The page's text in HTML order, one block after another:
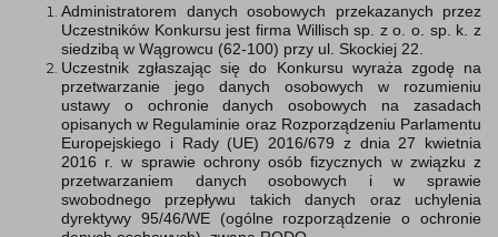
Administratorem danych osobowych przekazanych przez
Uczestników Konkursu jest firma Willisch sp. z o. o. sp. k. z
siedzibą w Wągrowcu (62-100) przy ul. Skockiej 22.
Uczestnik zgłaszając się do Konkursu wyraża zgodę na
przetwarzanie jego danych osobowych w rozumieniu
ustawy o ochronie danych osobowych na zasadach
opisanych w Regulaminie oraz Rozporządzeniu Parlamentu
Europejskiego i Rady (UE) 2016/679 z dnia 27 kwietnia
2016 r. w sprawie ochrony osób fizycznych w związku z
przetwarzaniem danych osobowych i w sprawie
swobodnego przepływu takich danych oraz uchylenia
dyrektywy 95/46/WE (ogólne rozporządzenie o ochronie